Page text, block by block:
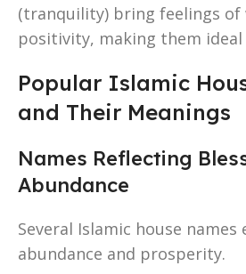
(tranquility) bring feelings of
positivity, making them ideal
Popular Islamic
and Their Meanings
Names Reflecting
Abundance
Several Islamic house names
abundance and prosperity.